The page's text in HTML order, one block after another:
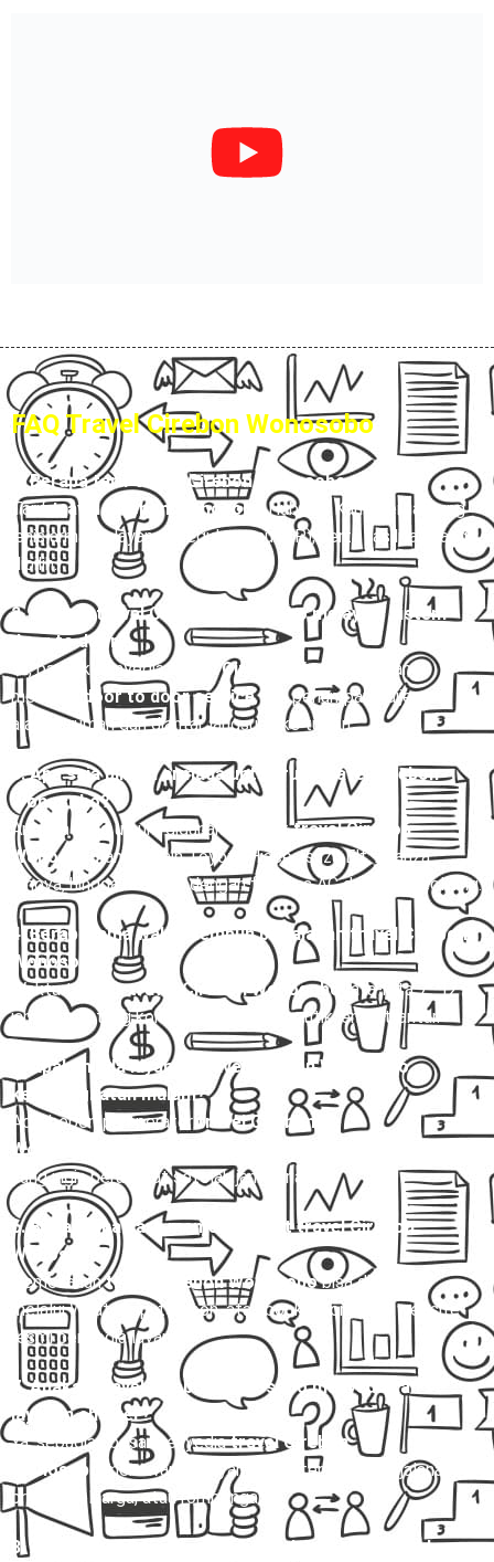
FAQ Travel Cirebon Wonosobo
1. Berapa tarif travel Cirebon Wonosobo terbaru?
Tariftravel Cirebon Wonosobo
Hubungi Kami, tergantung
jenis armada, layanan (reguler atau VIP), serta fasilitas yang
dipilih.
2. Apakah travel Cirebon Wonosobo melayani sistem
door to door?
Ya, banyak penyediatravel Cirebon Wonosobo
yang
melayani
door to door service, jadi penumpang dijemput di
alamat rumah dan diantar langsung ke tujuan.
3. Apa saja pilihan armada untuk rute travel Cirebon
Wonosobo?
Armada yang umum digunakan untuktravel Cirebon
Wonosoboantara lain Toyota Hiace, Isuzu Elf, Avanza,
Innova, hingga bus mini dengan fasilitas AC dan kursi reclining.
4. Berapa lama waktu tempuh perjalanan travel Cirebon
Wonosobo?
Waktu tempuhtravel Cirebon Wonosobo
rata-rata 7–12
jam, tergantung kondisi lalu lintas dan titik jemput-antar.
5. Apakah ada layanan travel Cirebon Wonosobo
keberangkatan malam?
Ada, beberapa operator travel Cirebon
Wonosobo
yang ingin berangkat setelah jam kerja.
6. Bagaimana cara memesan tiket travel Cirebon
Wonosobo?
Pemesanantravel Cirebon Wonosobobisa dilakukan
melalui WhatsApp, telepon, atau booking online di website
resmi penyedia layanan.
7. Apakah travel Cirebon Wonosobo menyediakan
layanan charter?
Ya, sebagian besar penyediatravel Cirebon
Wonosobo
menawarkan layanan charter untuk perjalanan
pribadi, keluarga, atau rombongan.
8. Apakah bisa membawa barang dalam travel Cirebon